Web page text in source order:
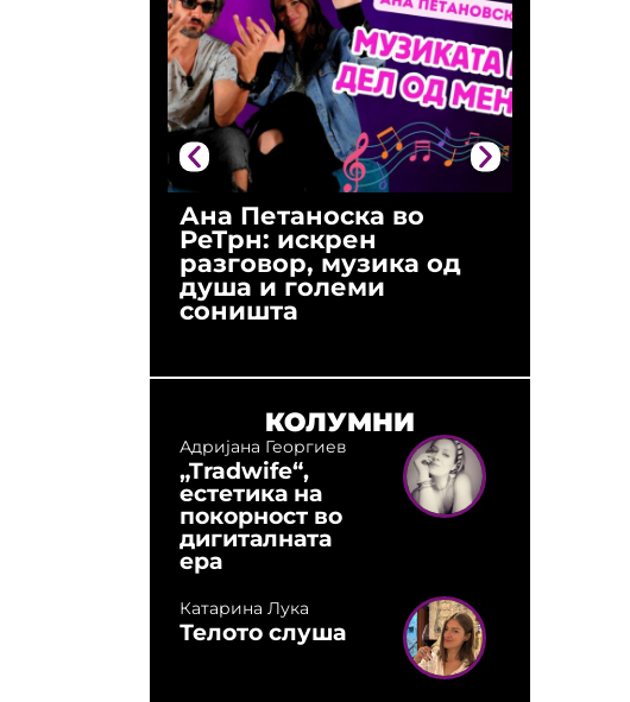
Ана Петаноска во
РеТрн: искрен
разговор, музика од
душа и големи
соништа
КОЛУМНИ
Адријана Георгиев
„Tradwife“,
естетика на
покорност во
дигиталната
ера
Катарина Лука
Телото слуша